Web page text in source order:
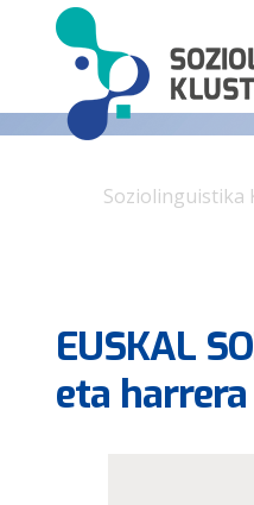
Soziolinguistika
EUSKAL
eta